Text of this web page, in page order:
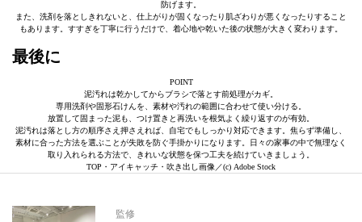
防げます。
また、洗剤を落としきれないと、仕上がりが固くなったり肌ざわりが悪くなったりすること
もあります。すすぎを丁寧に行うだけで、着心地や乾いた後の状態が大きく変わります。
最後に
POINT
泥汚れは乾かしてからブラシで落とす前処理がカギ。
専用洗剤や固形石けんを、素材や汚れの範囲に合わせて使い分ける。
放置して固まった泥も、つけ置きと再洗いを根気よく繰り返すのが有効。
泥汚れは落とし方の順序さえ押さえれば、自宅でもしっかり対応できます。焦らず準備し、
素材に合った方法を選ぶことが失敗を防ぐ手掛かりになります。日々の家事の中で無理なく
取り入れられる方法で、きれいな状態を保つ工夫を続けていきましょう。
TOP・アイキャッチ・吹き出し画像／(c) Adobe Stock
監修